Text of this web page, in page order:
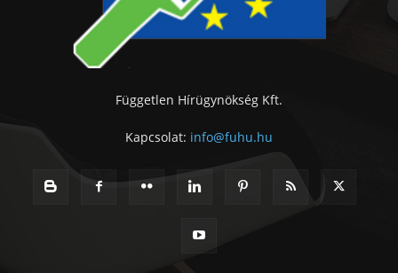
Független Hírügynökség Kft.
Kapcsolat: info@fuhu.hu